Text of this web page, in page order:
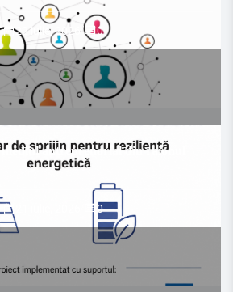
22 iulie, 2026/ 0
mediul antreprenorial din raionul
0